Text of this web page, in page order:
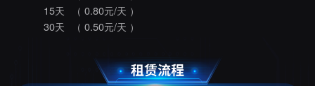
15天
（ 0.80元/天 ）
30天
（ 0.50元/天 ）